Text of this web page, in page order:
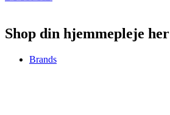
Shop din hjemmepleje her
Brands